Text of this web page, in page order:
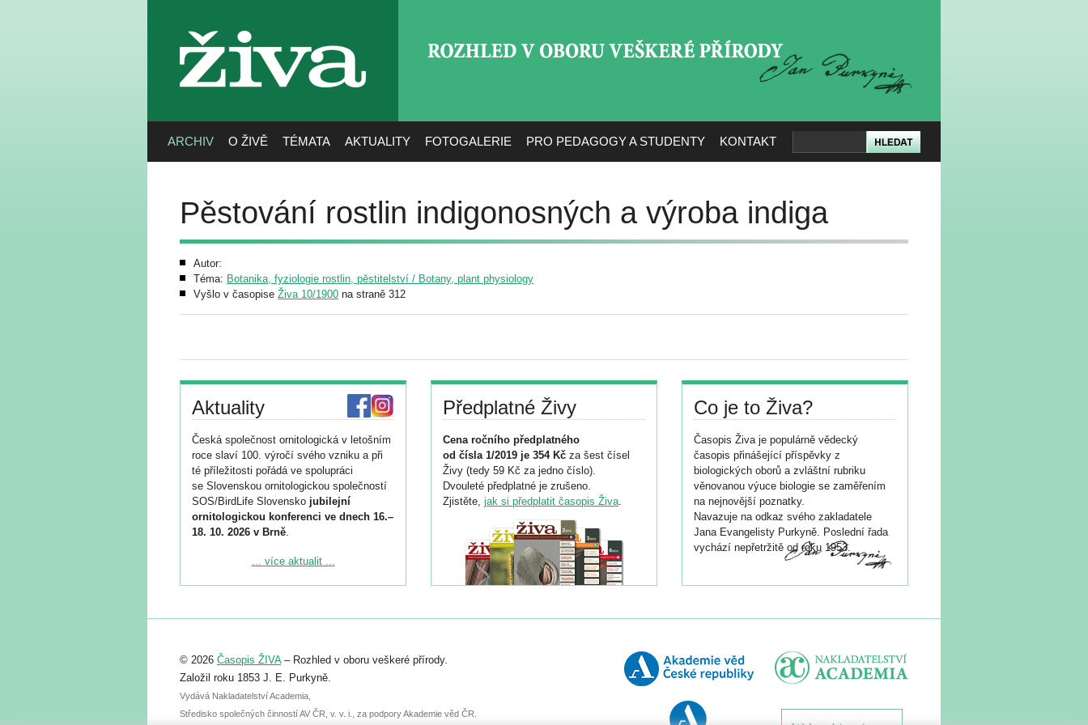
živa
ARCHIV O ŽIVĚ TÉMATA AKTUALITY FOTOGALERIE PRO PEDAGOGY A STUDENTY KONTAKT
Pěstování rostlin indigonosných a výroba indiga
Autor:
Téma: Botanika, fyziologie rostlin, pěstitelství / Botany, plant physiology
Vyšlo v časopise Živa 10/1900 na straně 312
Aktuality
Česká společnost ornitologická v letošním
roce slaví 100. výročí svého vzniku a při
té příležitosti pořádá ve spolupráci
se Slovenskou ornitologickou společností
SOS/BirdLife Slovensko jubilejní
ornitologickou konferenci ve dnech 16.–
18. 10. 2026 v Brně.
Podrobnější informace ke konferenci
Registrovat se můžete do 6. září.
abstraktu přihlášené přednášky nebo
posteru je už 30. června.
... více aktualit ...
Předplatné Živy
Cena ročního předplatného
od čísla 1/2019 je 354 Kč za šest čísel
Živy (tedy 59 Kč za jedno číslo).
Dvouleté předplatné je zrušeno.
Zjistěte, jak si předplatit časopis Živa.
Co je to Živa?
Časopis Živa je populárně vědecký
časopis přinášející příspěvky z
biologických oborů a zvláštní rubriku
věnovanou výuce biologie se zaměřením
na nejnovější poznatky.
Navazuje na odkaz svého zakladatele
Jana Evangelisty Purkyně. Poslední řada
vychází nepřetržitě od roku 1953.
© 2026 Časopis ŽIVA– Rozhled v oboru veškeré přírody.
Založil roku 1853 J. E. Purkyně.
Vydává Nakladatelství Academia,
Středisko společných činností AV ČR, v. v. i., za podpory Akademie věd ČR.